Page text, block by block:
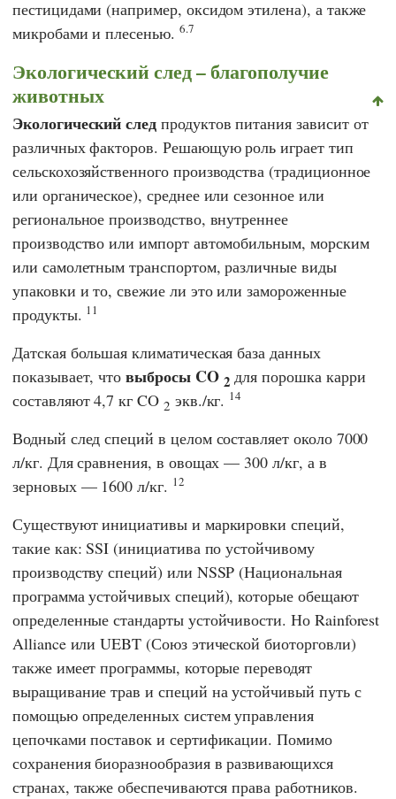
пестицидами (например, оксидом этилена), а также
микробами и плесенью. 6.7
Экологический след – благополучие
животных
Экологический след продуктов питания зависит от
различных факторов. Решающую роль играет тип
сельскохозяйственного производства (традиционное
или органическое), среднее или сезонное или
региональное производство, внутреннее
производство или импорт автомобильным, морским
или самолетным транспортом, различные виды
упаковки и то, свежие ли это или замороженные
продукты. 11
Датская большая климатическая база данных
показывает, чтовыбросы CO 2 для порошка карри
составляют 4,7 кг CO 2 экв./кг. 14
Водный след специй в целом составляет около 7000
л/кг. Для сравнения, в овощах — 300 л/кг, а в
зерновых — 1600 л/кг. 12
Существуют инициативы и маркировки специй,
такие как: SSI (инициатива по устойчивому
производству специй) или NSSP (Национальная
программа устойчивых специй), которые обещают
определенные стандарты устойчивости. Но Rainforest
Alliance или UEBT (Союз этической биоторговли)
также имеет программы, которые переводят
выращивание трав и специй на устойчивый путь с
помощью определенных систем управления
цепочками поставок и сертификации. Помимо
сохранения биоразнообразия в развивающихся
странах, также обеспечиваются права работников.